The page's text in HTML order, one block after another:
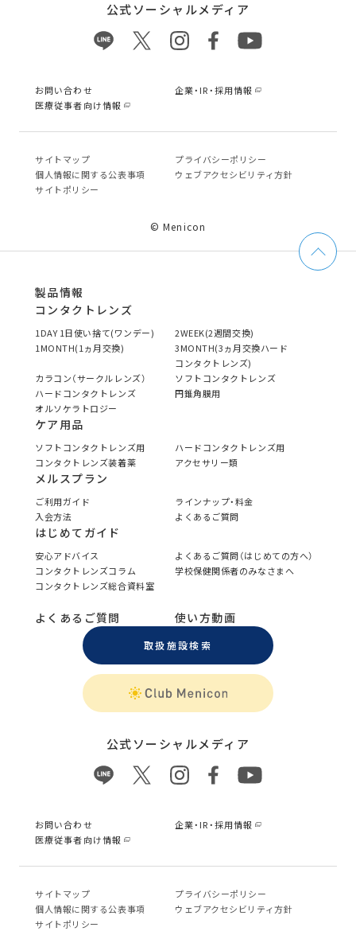
公式ソーシャルメディア
お問い合わせ
企業・IR・採用情報
医療従事者向け情報
サイトマップ
プライバシーポリシー
個⼈情報に関する公表事項
ウェブアクセシビリティ方針
サイトポリシー
© Menicon
製品情報
コンタクトレンズ
1DAY 1日使い捨て(ワンデー)
2WEEK(2週間交換)
1MONTH(1ヵ月交換)
3MONTH(3ヵ月交換ハード
コンタクトレンズ)
カラコン（サークルレンズ）
ソフトコンタクトレンズ
ハードコンタクトレンズ
円錐角膜用
オルソケラトロジー
ケア用品
ソフトコンタクトレンズ用
ハードコンタクトレンズ用
コンタクトレンズ装着薬
アクセサリー類
メルスプラン
ご利用ガイド
ラインナップ・料金
入会方法
よくあるご質問
はじめてガイド
安心アドバイス
よくあるご質問（はじめての方へ）
コンタクトレンズコラム
学校保健関係者のみなさまへ
コンタクトレンズ総合資料室
よくあるご質問 使い方動画
取扱施設検索
公式ソーシャルメディア
お問い合わせ
企業・IR・採用情報
医療従事者向け情報
サイトマップ
プライバシーポリシー
個⼈情報に関する公表事項
ウェブアクセシビリティ方針
サイトポリシー